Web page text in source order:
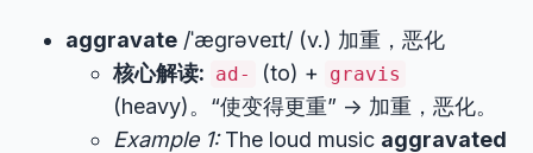
aggravate /ˈæɡrəveɪt/ (v.) 加重，恶化
核心解读: ad- (to) + gravis
(heavy)。“使变得更重” -> 加重，恶化。
Example 1:The loud music aggravated